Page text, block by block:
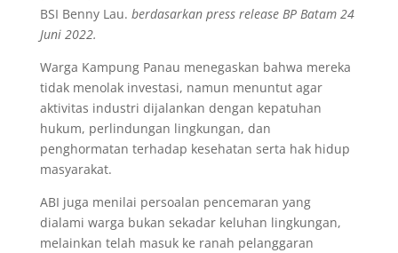
BSI Benny Lau. berdasarkan press release BP Batam 24
Juni 2022.
Warga Kampung Panau menegaskan bahwa mereka
tidak menolak investasi, namun menuntut agar
aktivitas industri dijalankan dengan kepatuhan
hukum, perlindungan lingkungan, dan
penghormatan terhadap kesehatan serta hak hidup
masyarakat.
ABI juga menilai persoalan pencemaran yang
dialami warga bukan sekadar keluhan lingkungan,
melainkan telah masuk ke ranah pelanggaran